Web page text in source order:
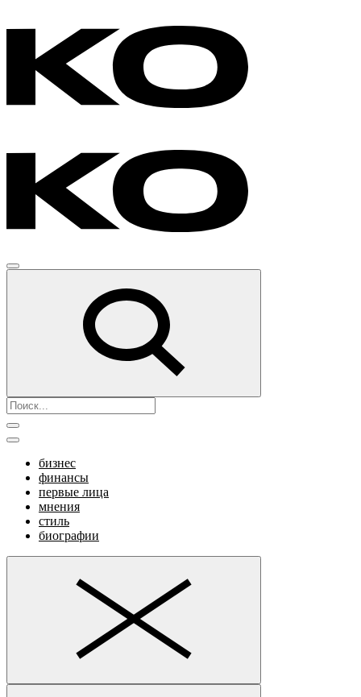
бизнес
финансы
первые лица
мнения
стиль
биографии